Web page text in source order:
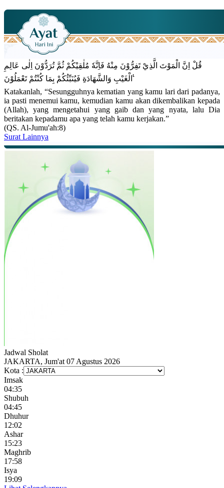
قُلْ اِنَّ الْمَوْتَ الَّذِيْ تَفِرُّوْنَ مِنْهُ فَاِنَّهٗ مُلٰقِيْكُمْ ثُمَّ تُرَدُّوْنَ اِلٰى عَالِمِ
الْغَيْبِ وَالشَّهَادَةِ فَيُنَبِّئُكُمْ بِمَا كُنْتُمْ تَعْمَلُوْنَ ࣖ
Katakanlah, “Sesungguhnya kematian yang kamu lari dari padanya,
ia pasti menemui kamu, kemudian kamu akan dikembalikan kepada
(Allah), yang mengetahui yang gaib dan yang nyata, lalu Dia
beritakan kepadamu apa yang telah kamu kerjakan.”
(QS. Al-Jumu'ah:8)
Surat Lainnya
Jadwal Sholat
JAKARTA, Jum'at 07 Agustus 2026
Kota :
Imsak
04:35
Shubuh
04:45
Dhuhur
12:02
Ashar
15:23
Maghrib
17:58
Isya
19:09